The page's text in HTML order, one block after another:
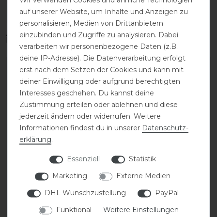
Diese Produkte könnten dich auch
interessieren
2 in 1 Transport u.
Stallhalfter aus Leder
Nylon Halfter
anatomisch
auf unserer Website, um Inhalte und Anzeigen zu
personalisieren, Medien von Drittanbietern
einzubinden und Zugriffe zu analysieren. Dabei
verarbeiten wir personenbezogene Daten (z.B.
deine IP-Adresse). Die Datenverarbeitung erfolgt
erst nach dem Setzen der Cookies und kann mit
deiner Einwilligung oder aufgrund berechtigten
Interesses geschehen. Du kannst deine
Zustimmung erteilen oder ablehnen und diese
jederzeit ändern oder widerrufen. Weitere
Informationen findest du in unserer Daten­schutz­
erklärung.
Essenziell
Statistik
Marketing
Externe Medien
DHL Wunschzustellung
PayPal
Funktional
Weitere Einstellungen